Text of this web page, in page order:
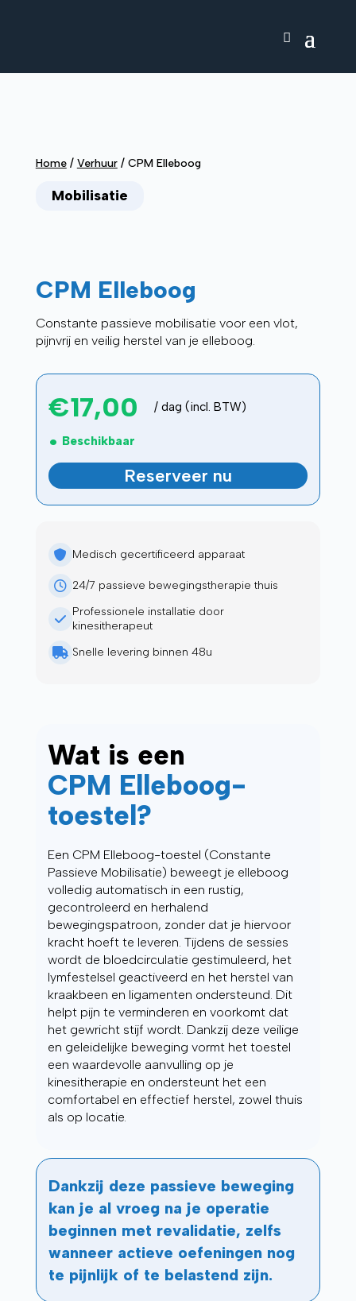
Home/ Verhuur/ CPM Elleboog
Mobilisatie
CPM Elleboog
Constante passieve mobilisatie voor een vlot,
pijnvrij en veilig herstel van je elleboog.
€17,00 / dag (incl. BTW)
Beschikbaar
Reserveer nu
Medisch gecertificeerd apparaat
24/7 passieve bewegingstherapie thuis
Professionele installatie door
kinesitherapeut
Snelle levering binnen 48u
Wat is een
CPM Elleboog-
toestel?
Een CPM Elleboog-toestel (Constante
Passieve Mobilisatie) beweegt je elleboog
volledig automatisch in een rustig,
gecontroleerd en herhalend
bewegingspatroon, zonder dat je hiervoor
kracht hoeft te leveren. Tijdens de sessies
wordt de bloedcirculatie gestimuleerd, het
lymfestelsel geactiveerd en het herstel van
kraakbeen en ligamenten ondersteund. Dit
helpt pijn te verminderen en voorkomt dat
het gewricht stijf wordt. Dankzij deze veilige
en geleidelijke beweging vormt het toestel
een waardevolle aanvulling op je
kinesitherapie en ondersteunt het een
comfortabel en effectief herstel, zowel thuis
als op locatie.
Dankzij deze passieve beweging
kan je al vroeg na je operatie
beginnen met revalidatie, zelfs
wanneer actieve oefeningen nog
te pijnlijk of te belastend zijn.